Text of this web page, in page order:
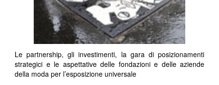
Le partnership, gli investimenti, la gara di posizionamenti
strategici e le aspettative delle fondazioni e delle aziende
della moda per l’esposizione universale